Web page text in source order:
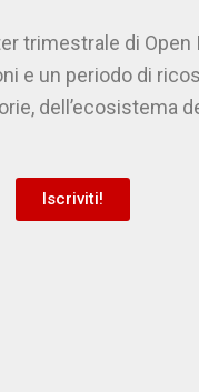
trimestrale di Open
e un periodo di
dell’ecosistema
Iscriviti!